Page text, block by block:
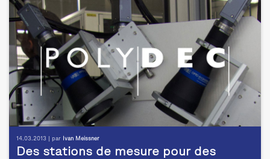
14.03.2013 | par Ivan Meissner
Des stations de mesure pour des